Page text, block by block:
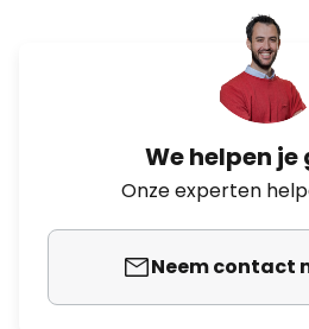
We helpen
Onze experten
Neem contact